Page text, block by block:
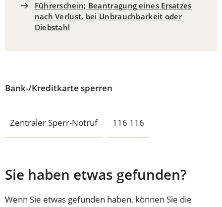
Führerschein; Beantragung eines Ersatzes
nach Verlust, bei Unbrauchbarkeit oder
Diebstahl
Bank-/Kreditkarte sperren
Zentraler Sperr-Notruf 116 116
Sie haben etwas gefunden?
Wenn Sie etwas gefunden haben, können Sie die